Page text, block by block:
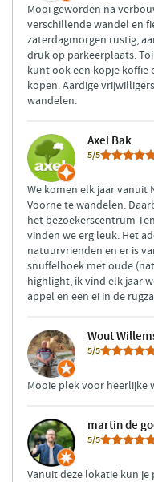
Mooi geworden na
verschillende wandel en
zaterdagmorgen rustig,
druk op parkeerplaats.
kunt ook een kopje koffie
kopen. Aardige
wandelen.
Axel Bak
5/5
We komen elk jaar vanuit
Voorne te wandelen.
het bezoekerscentrum
vinden we erg leuk. Het
natuurvrienden en er is
snuffelhoek met oude
highlight, ik vind elk jaar
appel en een ei in de
Wout
5/5
Mooie plek voor heerlijke
martin de
5/5
Vanuit deze lokatie kun